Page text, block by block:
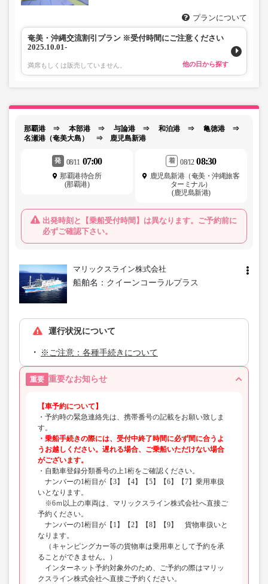
プランについて
奄美・沖縄交流割引プラン ※受付時間にご注意ください
2025.10.01-
満席もしくは販売していません。 他の日から探す
那覇港 ⇒ 本部港 ⇒ 与論港 ⇒ 和泊港 ⇒ 亀徳港 ⇒
名瀬港（奄美大島） ⇒ 鹿児島新港
発 08/11 07:00
那覇港待合所
(那覇港)
出発時刻と【乗船受付時間】は異なります。ご予約前に
必ずご確認下さい。
着 08/12 08:30
鹿児島新港（奄美・沖縄旅客
ターミナル）
(鹿児島新港)
マリックスライン株式会社
船舶名： クイーンコーラルプラス
運行状況について
※ご注意：各種手続きについて
重要 重要なお知らせ
【車予約について】
・予約時の緊急連絡先は、携帯番号の記載をお願い致しま
す。
・乗船手続きの際には、受付中終了時間に必ず間に合うよ
うお越しください。遅れる場合、ご乗船いただけない場合
がございます。
・自動車登録分類番号の上1桁をご確認ください。
ナンバーの1桁目が【3】【4】【5】【6】【7】乗用車扱
いとなります。
※6ｍ以上の車両は、マリックスライン株式会社へ直接ご
予約ください。
ナンバーの1桁目が【1】【2】【8】【9】 貨物車扱いと
なります。
（キャンピングカー等の貨物車は乗用車として予約を承
ることができません。）
インターネット予約対象外のため、ご予約の際はマリッ
クスライン株式会社へ直接ご予約ください。